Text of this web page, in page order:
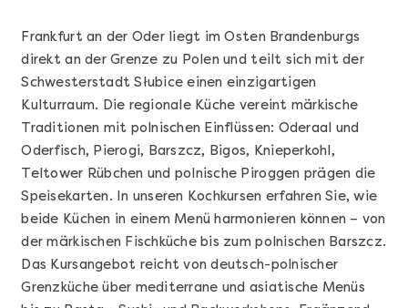
Mehr anzeigen
Sushi Basic Kurs Bonn
Frankfurt an der Oder liegt im Osten Brandenburgs
direkt an der Grenze zu Polen und teilt sich mit der
Schwesterstadt Słubice einen einzigartigen
Kulturraum. Die regionale Küche vereint märkische
Traditionen mit polnischen Einflüssen: Oderaal und
Oderfisch, Pierogi, Barszcz, Bigos, Knieperkohl,
Teltower Rübchen und polnische Piroggen prägen die
Speisekarten. In unseren Kochkursen erfahren Sie, wie
beide Küchen in einem Menü harmonieren können – von
der märkischen Fischküche bis zum polnischen Barszcz.
Das Kursangebot reicht von deutsch-polnischer
Grenzküche über mediterrane und asiatische Menüs